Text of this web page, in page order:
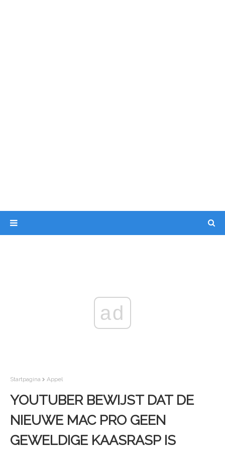
ad
Startpagina Appel
YOUTUBER BEWIJST DAT DE
NIEUWE MAC PRO GEEN
GEWELDIGE KAASRASP IS